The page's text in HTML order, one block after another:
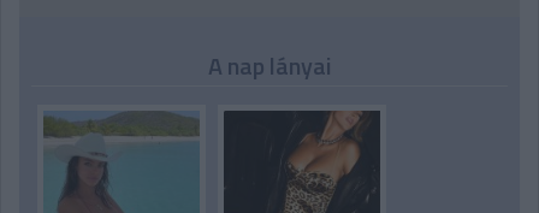
A nap lányai